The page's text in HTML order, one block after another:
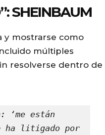
SHEINBAUM
y mostrarse como
múltiples
resolverse dentro de
‘me están
ha litigado por